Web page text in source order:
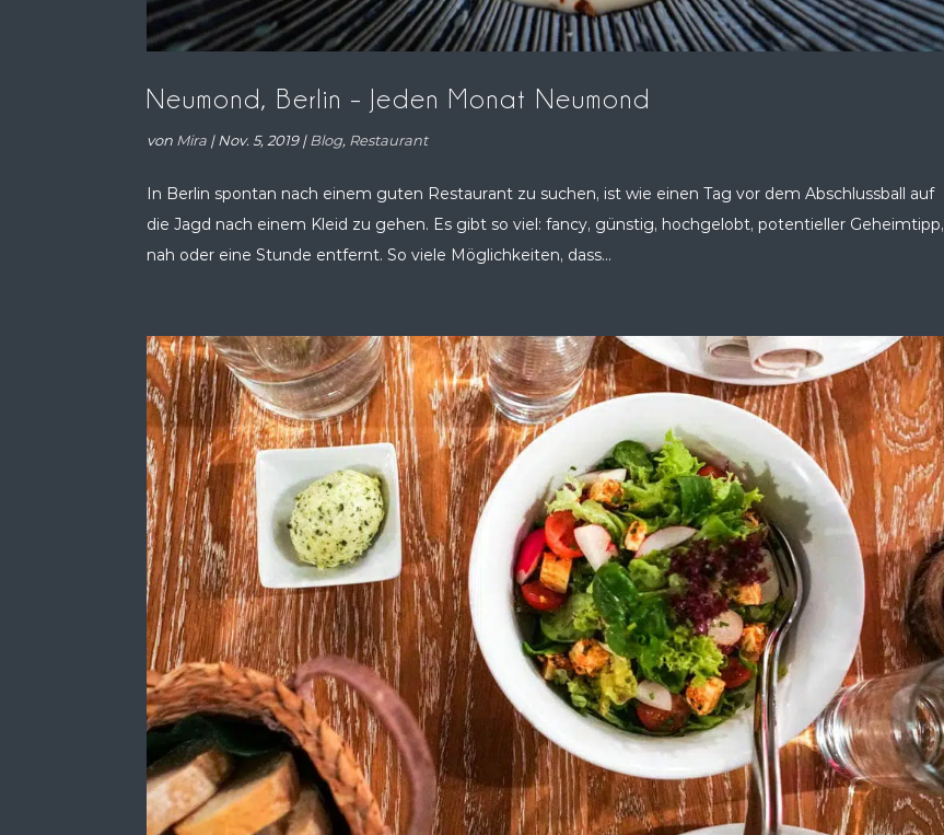
Neumond, Berlin – Jeden Monat Neumond
von Mira |Nov. 5, 2019|Blog, Restaurant
In Berlin spontan nach einem guten Restaurant zu suchen, ist wie einen Tag vor dem Abschlussball auf
die Jagd nach einem Kleid zu gehen. Es gibt so viel: fancy, günstig, hochgelobt, potentieller Geheimtipp,
nah oder eine Stunde entfernt. So viele Möglichkeiten, dass...